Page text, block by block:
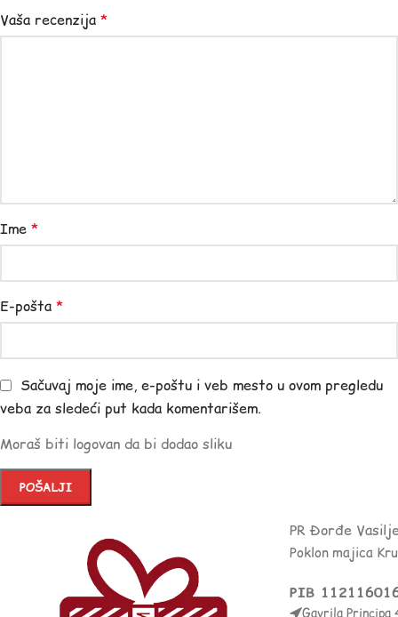
Vaša recenzija *
Ime *
E-pošta *
Sačuvaj moje ime, e-poštu i veb mesto u ovom pregledu
veba za sledeći put kada komentarišem.
Moraš biti logovan da bi dodao sliku
PR Đorđe
Poklon majica
PIB
Gavrila Principa